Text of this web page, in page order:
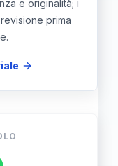
e originalità; i
prima